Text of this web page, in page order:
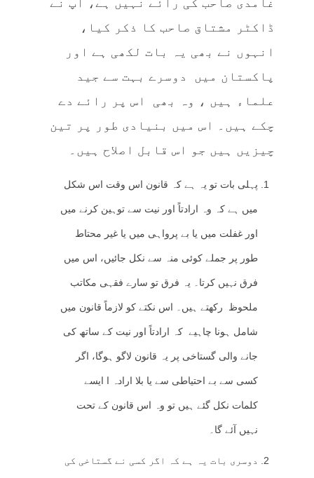
غامدی صاحب کی رائے نہیں ہے، آپ نے
ڈاکٹر مشتاق صاحب کا ذکر کیا،
انہوں نے بھی یہ بات لکھی ہے اور
پاکستان میں دوسرے بہت سے جید
علماء ہیں ، وہ بھی اس پر رائے دے
چکے ہیں۔ اس میں بنیادی طور پر تین
چیزیں ہیں جو اس قابل اصلاح ہیں۔
پہلی بات تو یہ ہے کہ قانون اس وقت اس شکل
میں ہے کہ وہ ارادتاً اور نیت سے توہین کرنے میں
اور غفلت میں یا بے پرواہی میں یا غیر محتاط
طور پر جملے کوئی منہ سے نکل جائیں، اس میں
فرق نہیں کرتا۔ یہ فرق تو سارے فقہی مکاتب
ملحوظ رکھتے ہیں۔ اس نکتے کو لازماً‌ قانون میں
شامل ہونا چاہیے کہ ارادتاً اور نیت کے ساتھ کی
جانے والی گستاخی پر یہ قانون لاگو ہوگا، اگر
کسی سے بے احتیاطی سے یا بلا ارادہ ا ایسے
کلمات نکل گئے ہیں تو وہ اس قانون کے تحت
نہیں آئے گا۔
دوسری بات یہ ہے کہ اگر کسی نے گستاخی کی